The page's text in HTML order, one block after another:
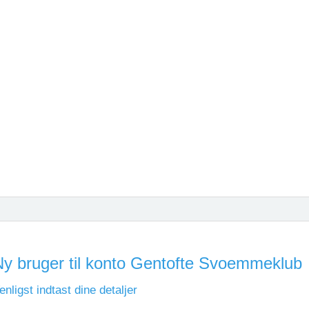
bruger til konto Gentofte Svoemmeklub
indtast dine detaljer